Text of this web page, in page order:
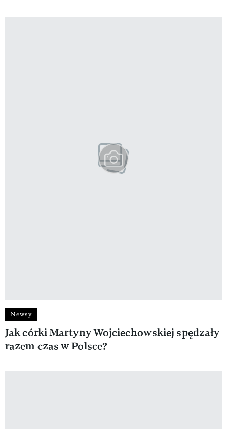
Newsy
Jak córki Martyny Wojciechowskiej spędzały
razem czas w Polsce?